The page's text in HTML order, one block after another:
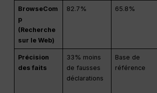
BrowseCom
p
(Recherche
sur le Web)
82.7% 65.8%
Précision
des faits
33% moins
de fausses
déclarations
Base de
référence